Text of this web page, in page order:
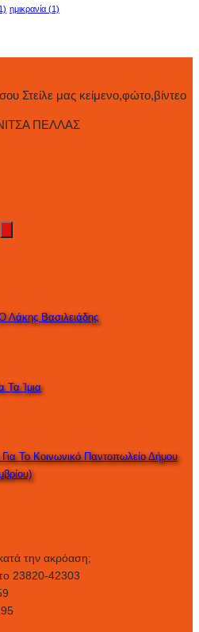
ημικρανία (1)
Στείλε μας κείμενο,φώτο,βίντεο
ΠΕΛΛΑΣ
Λάκης Βασιλειάδης
Τα Ίμια
Το Κοινωνικό Παντοπωλείο Δήμου
την ακρόαση;
23820-42303